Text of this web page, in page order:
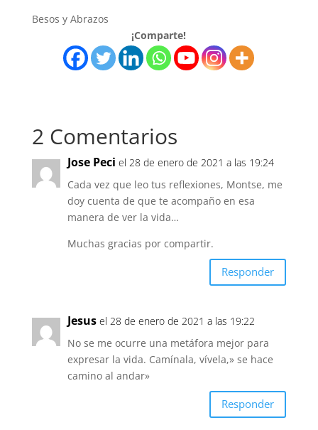
Besos y Abrazos
¡Comparte!
2 Comentarios
Jose Peci el 28 de enero de 2021 a las 19:24
Cada vez que leo tus reflexiones, Montse, me
doy cuenta de que te acompaño en esa
manera de ver la vida…
Muchas gracias por compartir.
Responder
Jesus el 28 de enero de 2021 a las 19:22
No se me ocurre una metáfora mejor para
expresar la vida. Camínala, vívela,» se hace
camino al andar»
Responder